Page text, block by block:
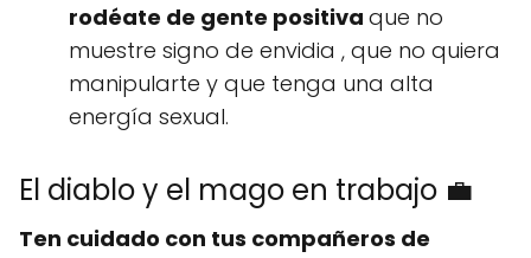
rodéate de gente positiva que no
muestre signo de envidia , que no quiera
manipularte y que tenga una alta
energía sexual.
El diablo y el mago en trabajo 💼
Ten cuidado con tus compañeros de